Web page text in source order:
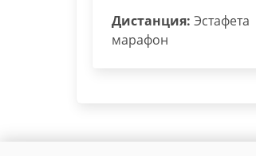
Дистанция: Эстафета
марафон